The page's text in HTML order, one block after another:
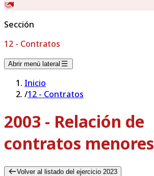
Sección
12 - Contratos
Abrir menú lateral
Inicio
/12 - Contratos
2003 - Relación de
contratos menores
Volver al listado del ejercicio 2023